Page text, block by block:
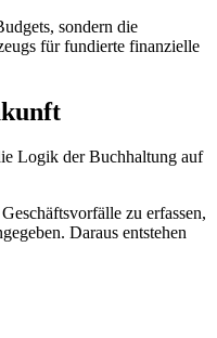
sondern die
für fundierte finanzielle
Logik der Buchhaltung auf
zu erfassen,
Daraus entstehen